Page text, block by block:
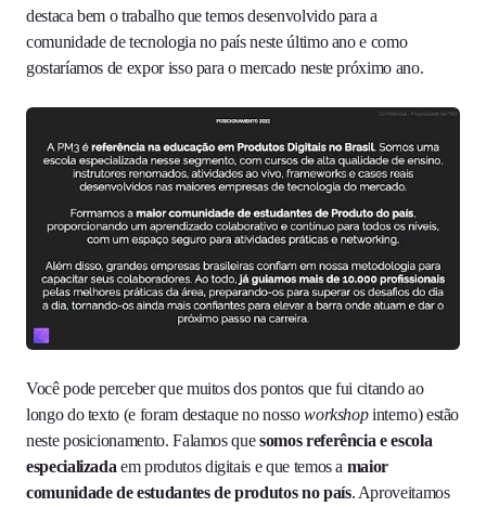
destaca bem o trabalho que temos desenvolvido para a
comunidade de tecnologia no país neste último ano e como
gostaríamos de expor isso para o mercado neste próximo ano.
Você pode perceber que muitos dos pontos que fui citando ao
longo do texto (e foram destaque no nossoworkshopinterno) estão
neste posicionamento. Falamos quesomos referência e escola
especializada em produtos digitais e que temos a maior
comunidade de estudantes de produtos no país. Aproveitamos